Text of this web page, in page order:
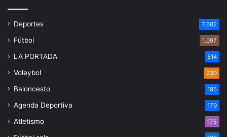
Deportes 7.682
Fútbol 1.097
LA PORTADA 514
Voleybol 230
Baloncesto 195
Agenda Deportiva 179
Atletismo 175